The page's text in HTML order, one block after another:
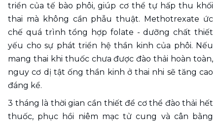
triển của tế bào phôi, giúp cơ thể tự hấp thu khối
thai mà không cần phẫu thuật. Methotrexate ức
chế quá trình tổng hợp folate - dưỡng chất thiết
yếu cho sự phát triển hệ thần kinh của phôi. Nếu
mang thai khi thuốc chưa được đào thải hoàn toàn,
nguy cơ dị tật ống thần kinh ở thai nhi sẽ tăng cao
đáng kể.
3 tháng là thời gian cần thiết để cơ thể đào thải hết
thuốc, phục hồi niêm mạc tử cung và cân bằng